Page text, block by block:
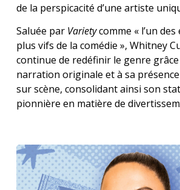
de la perspicacité d’une artiste
Saluée par Varietycomme « l’un
plus vifs de la comédie », Whitney
continue de redéfinir le genre grâce
narration originale et à sa
sur scène, consolidant ainsi son
pionnière en matière de